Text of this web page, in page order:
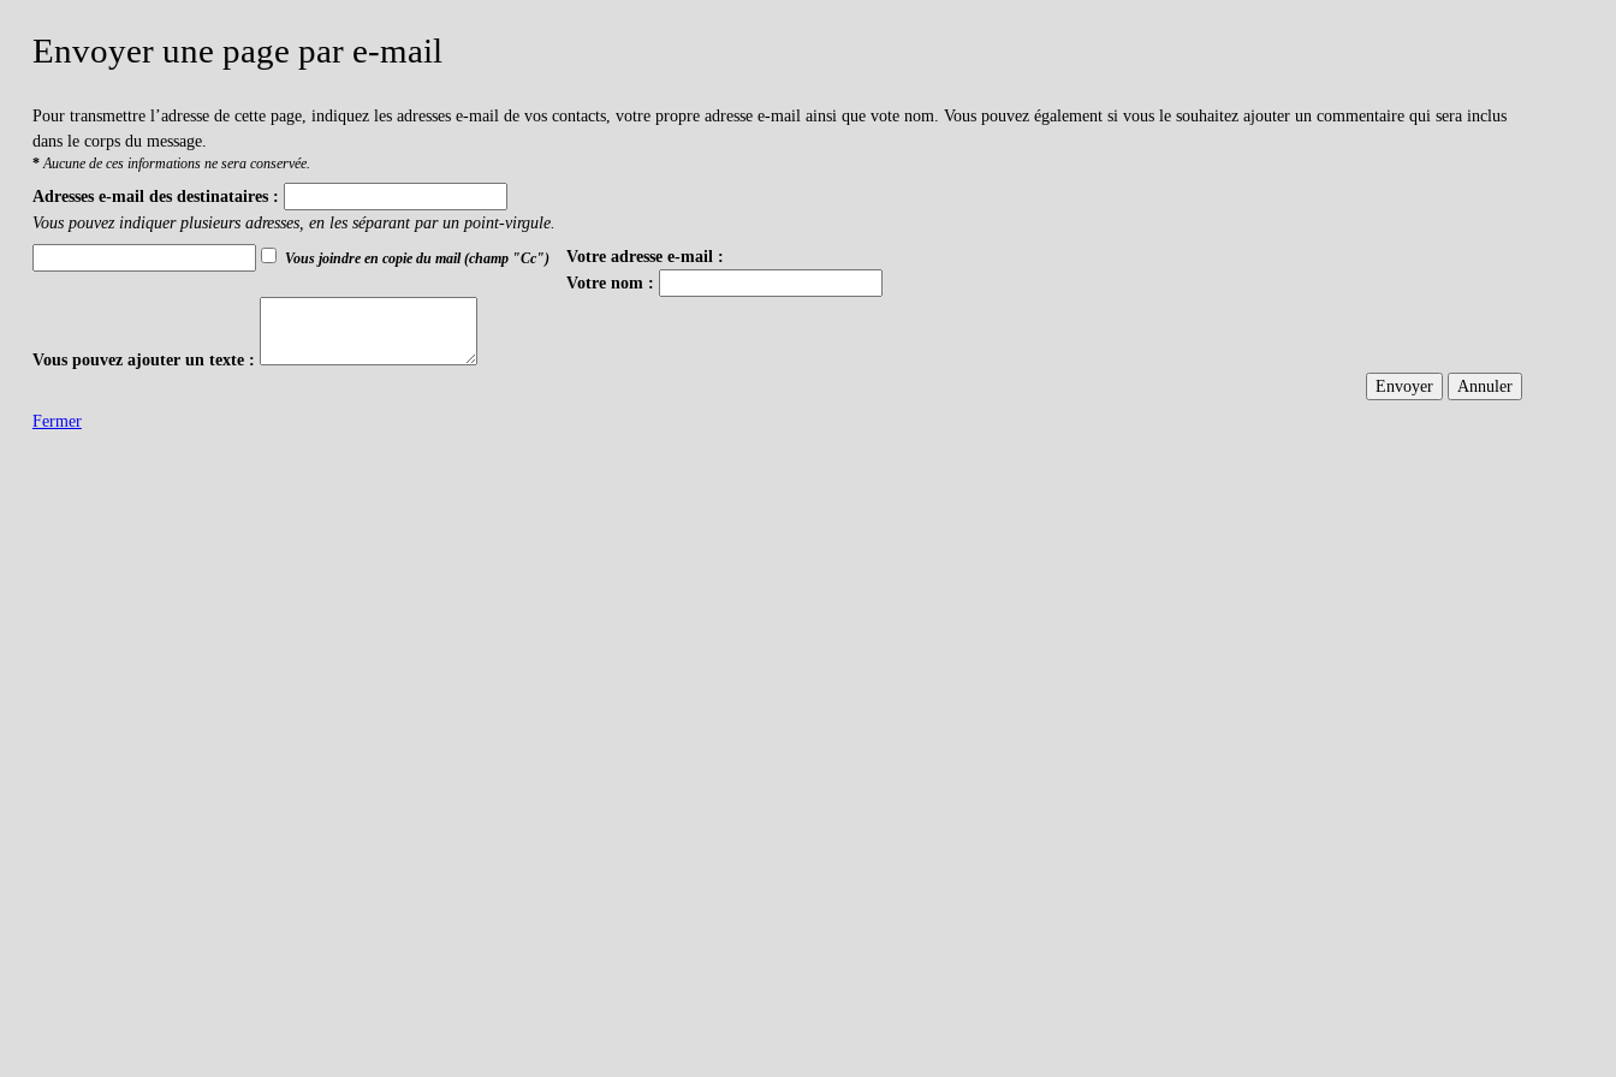
Envoyer une page par e-mail
Pour transmettre l’adresse de cette page, indiquez les adresses e-mail de vos contacts, votre propre adresse e-mail ainsi que vote nom. Vous pouvez également si vous le souhaitez ajouter un commentaire qui sera inclus
dans le corps du message.
* Aucune de ces informations ne sera conservée.
Adresses e-mail des destinataires :
Vous pouvez indiquer plusieurs adresses, en les séparant par un point-virgule.
Votre adresse e-mail :
Vous joindre en copie du mail (champ "Cc")
Votre nom :
Vous pouvez ajouter un texte :
Fermer